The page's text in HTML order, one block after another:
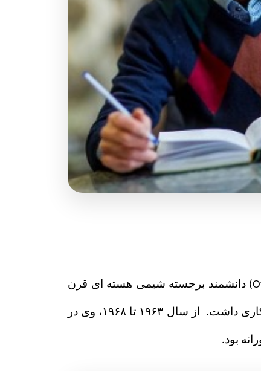
در آلمان دکتر نوحدانی در موسسه ماکس پلانک گوتینگن به عنوان همکار علمی در کنار اتو هان (Otto Hahn) دانشمند برجسته شيمی هسته ای قرن
بيستم و برنده جايزه نوبل شيمی (عکس 2) فعالیت کرد و با موسسه فیزیک هسته‌ای دانشگاه کیل هم همکاری داشت. از سال ۱۹۶۳ تا ۱۹۶۸، وی در
بود.